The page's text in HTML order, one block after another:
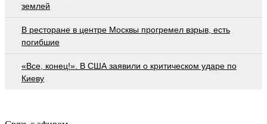
землей
В ресторане в центре Москвы прогремел взрыв, есть
погибшие
«Все, конец!». В США заявили о критическом ударе по
Киеву